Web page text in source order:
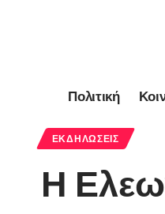
Πολιτική
ΕΚΔΗΛΏΣΕΙΣ
Η